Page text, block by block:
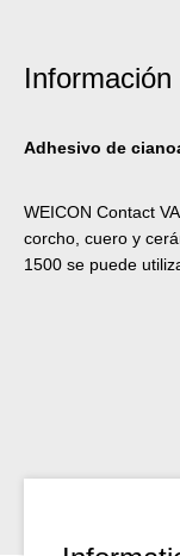
Adhesivo de
WEICON Contact
corcho, cuero y
1500 se puede